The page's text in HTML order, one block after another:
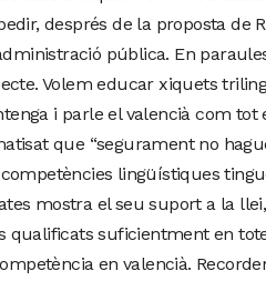
després de la proposta de
pública. En
Volem educar xiquets
i parle el valencià com tot
que “segurament no
lingüístiques
mostra el seu suport a la
qualificats suficientment en
en valencià.